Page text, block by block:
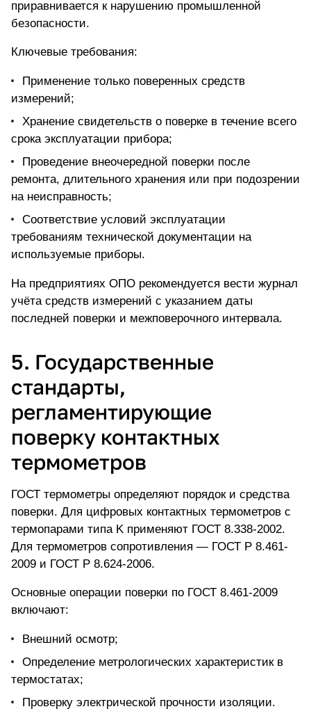
приравнивается к нарушению промышленной
безопасности.
Ключевые требования:
Применение только поверенных средств
измерений;
Хранение свидетельств о поверке в течение всего
срока эксплуатации прибора;
Проведение внеочередной поверки после
ремонта, длительного хранения или при подозрении
на неисправность;
Соответствие условий эксплуатации
требованиям технической документации на
используемые приборы.
На предприятиях ОПО рекомендуется вести журнал
учёта средств измерений с указанием даты
последней поверки и межповерочного интервала.
5. Государственные
стандарты,
регламентирующие
поверку контактных
термометров
ГОСТ термометры определяют порядок и средства
поверки. Для цифровых контактных термометров с
термопарами типа K применяют ГОСТ 8.338-2002.
Для термометров сопротивления — ГОСТ Р 8.461-
2009 и ГОСТ Р 8.624-2006.
Основные операции поверки по ГОСТ 8.461-2009
включают:
Внешний осмотр;
Определение метрологических характеристик в
термостатах;
Проверку электрической прочности изоляции.